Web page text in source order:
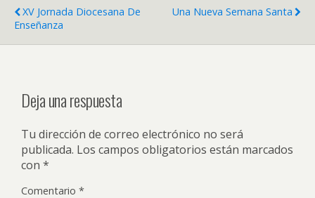
XV Jornada Diocesana De
Enseñanza
Una Nueva Semana Santa
Deja una respuesta
Tu dirección de correo electrónico no será
publicada. Los campos obligatorios están marcados
con *
Comentario *